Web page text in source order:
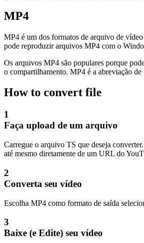
MP4
MP4 é um dos formatos de arquivo de
pode reproduzir arquivos MP4 com o
Os arquivos MP4 são populares porque
o compartilhamento. MP4 é a abreviação de
How to convert file
1
Faça upload de um arquivo
Carregue o arquivo TS que deseja
até mesmo diretamente de um URL do
2
Converta seu vídeo
Escolha MP4 como formato de saída
3
Baixe (e Edite) seu vídeo